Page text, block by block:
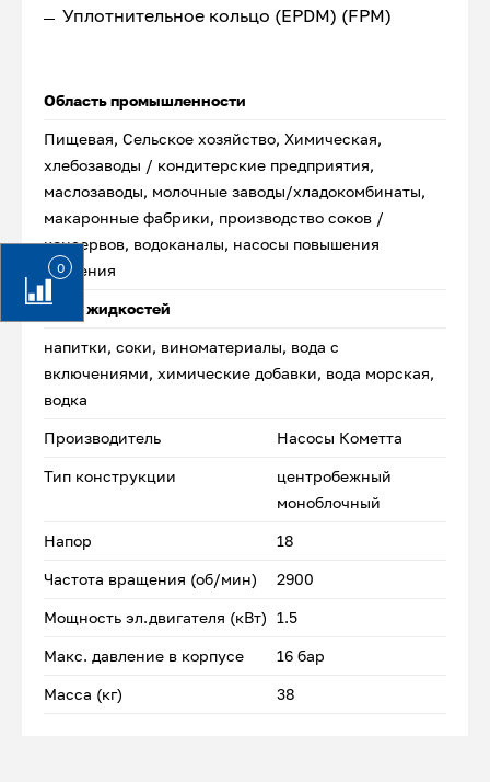
0
Уплотнительное кольцо (EPDM) (FPM)
Область промышленности
Пищевая, Сельское хозяйство, Химическая,
хлебозаводы / кондитерские предприятия,
маслозаводы, молочные заводы/хладокомбинаты,
макаронные фабрики, производство соков /
консервов, водоканалы, насосы повышения
давления
Типы жидкостей
напитки, соки, виноматериалы, вода с
включениями, химические добавки, вода морская,
водка
Производитель Насосы Кометта
Тип конструкции
центробежный
моноблочный
Напор 18
Частота вращения (об/мин) 2900
Мощность эл.двигателя (кВт) 1.5
Макс. давление в корпусе 16 бар
Масса (кг) 38